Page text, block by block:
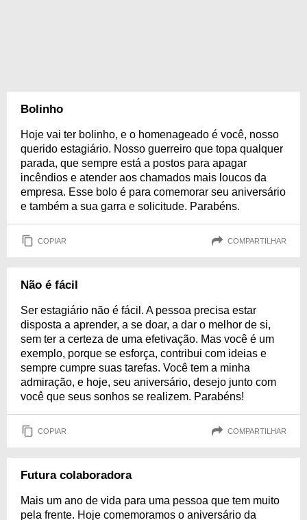
Bolinho
Hoje vai ter bolinho, e o homenageado é você, nosso
querido estagiário. Nosso guerreiro que topa qualquer
parada, que sempre está a postos para apagar
incêndios e atender aos chamados mais loucos da
empresa. Esse bolo é para comemorar seu aniversário
e também a sua garra e solicitude. Parabéns.
COPIAR COMPARTILHAR
Não é fácil
Ser estagiário não é fácil. A pessoa precisa estar
disposta a aprender, a se doar, a dar o melhor de si,
sem ter a certeza de uma efetivação. Mas você é um
exemplo, porque se esforça, contribui com ideias e
sempre cumpre suas tarefas. Você tem a minha
admiração, e hoje, seu aniversário, desejo junto com
você que seus sonhos se realizem. Parabéns!
COPIAR COMPARTILHAR
Futura colaboradora
Mais um ano de vida para uma pessoa que tem muito
pela frente. Hoje comemoramos o aniversário da